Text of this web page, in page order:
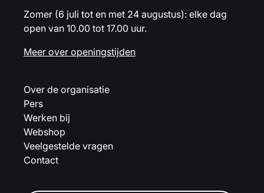
Zomer (6 juli tot en met 24 augustus): elke dag
open van 10.00 tot 17.00 uur.
Meer over openingstijden
Over de organisatie
Pers
Werken bij
Webshop
Veelgestelde vragen
Contact